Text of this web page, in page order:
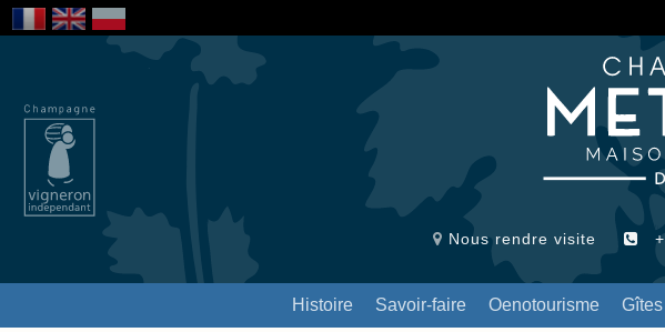
Nous rendre visite
Histoire Savoir-faire Oenotourisme Gîtes